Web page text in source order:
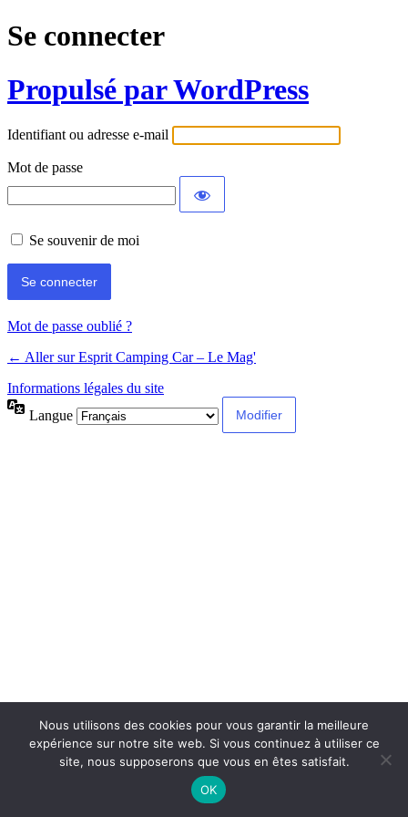
Se connecter
Propulsé par WordPress
Identifiant ou adresse e-mail
Mot de passe
Se souvenir de moi
Mot de passe oublié ?
← Aller sur Esprit Camping Car – Le Mag'
Informations légales du site
Langue
Nous utilisons des cookies pour vous garantir la meilleure
expérience sur notre site web. Si vous continuez à utiliser ce
site, nous supposerons que vous en êtes satisfait.
OK